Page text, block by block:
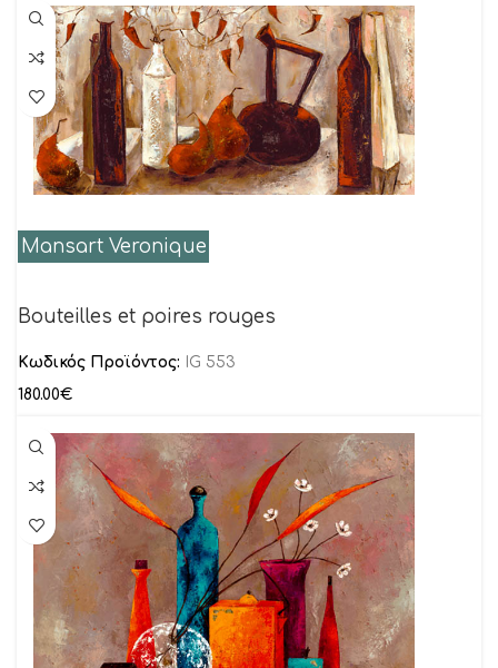
Mansart Veronique
Bouteilles et poires rouges
Κωδικός Προϊόντος:
IG 553
180.00€